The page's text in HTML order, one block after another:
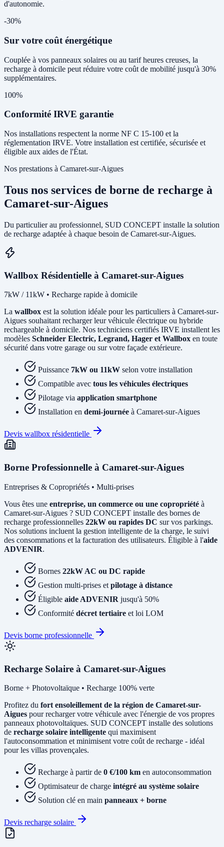
d'autonomie.
-30%
Sur votre coût énergétique
Couplée à vos panneaux solaires ou au tarif heures creuses, la
recharge à domicile peut réduire votre coût de mobilité jusqu'à 30%
supplémentaires.
100%
Conformité IRVE garantie
Nos installations respectent la norme NF C 15-100 et la
réglementation IRVE. Votre installation est certifiée, sécurisée et
éligible aux aides de l'État.
Nos prestations à Camaret-sur-Aigues
Tous nos services de borne de recharge à
Camaret-sur-Aigues
Du particulier au professionnel, SUD CONCEPT installe la solution
de recharge adaptée à chaque besoin de Camaret-sur-Aigues.
Wallbox Résidentielle à Camaret-sur-Aigues
7kW / 11kW • Recharge rapide à domicile
La wallbox est la solution idéale pour les particuliers à Camaret-sur-
Aigues souhaitant recharger leur véhicule électrique ou hybride
rechargeable à domicile. Nos techniciens certifiés IRVE installent les
modèles Schneider Electric, Legrand, Hager et Wallbox en toute
sécurité dans votre garage ou sur votre façade extérieure.
Puissance 7kW ou 11kW selon votre installation
Compatible avec tous les véhicules électriques
Pilotage via application smartphone
Installation en demi-journée à Camaret-sur-Aigues
Devis wallbox résidentielle
Borne Professionnelle à Camaret-sur-Aigues
Entreprises & Copropriétés • Multi-prises
Vous êtes une entreprise, un commerce ou une copropriété à
Camaret-sur-Aigues ? SUD CONCEPT installe des bornes de
recharge professionnelles 22kW ou rapides DC sur vos parkings.
Nos solutions incluent la gestion intelligente de la charge, le suivi
des consommations et la facturation des utilisateurs. Éligible à l'aide
ADVENIR.
Bornes 22kW AC ou DC rapide
Gestion multi-prises et pilotage à distance
Éligible aide ADVENIR jusqu'à 50%
Conformité décret tertiaire et loi LOM
Devis borne professionnelle
Recharge Solaire à Camaret-sur-Aigues
Borne + Photovoltaïque • Recharge 100% verte
Profitez du fort ensoleillement de la région de Camaret-sur-
Aigues pour recharger votre véhicule avec l'énergie de vos propres
panneaux photovoltaïques. SUD CONCEPT installe des solutions
de recharge solaire intelligente qui maximisent
l'autoconsommation et minimisent votre coût de recharge - idéal
pour les villas provençales.
Recharge à partir de 0 €/100 km en autoconsommation
Optimisateur de charge intégré au système solaire
Solution clé en main panneaux + borne
Devis recharge solaire